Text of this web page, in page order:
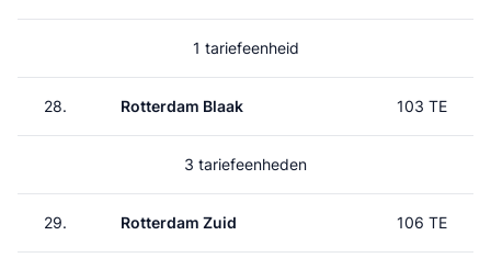
1 tariefeenheid
28. Rotterdam Blaak 103 TE
3 tariefeenheden
29. Rotterdam Zuid 106 TE